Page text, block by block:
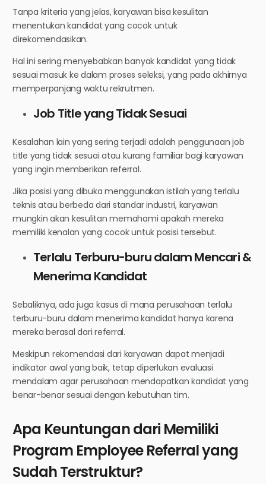
Tanpa kriteria yang jelas, karyawan bisa kesulitan
menentukan kandidat yang cocok untuk
direkomendasikan.
Hal ini sering menyebabkan banyak kandidat yang tidak
sesuai masuk ke dalam proses seleksi, yang pada akhirnya
memperpanjang waktu rekrutmen.
Job Title yang Tidak Sesuai
Kesalahan lain yang sering terjadi adalah penggunaan job
title yang tidak sesuai atau kurang familiar bagi karyawan
yang ingin memberikan referral.
Jika posisi yang dibuka menggunakan istilah yang terlalu
teknis atau berbeda dari standar industri, karyawan
mungkin akan kesulitan memahami apakah mereka
memiliki kenalan yang cocok untuk posisi tersebut.
Terlalu Terburu-buru dalam Mencari &
Menerima Kandidat
Sebaliknya, ada juga kasus di mana perusahaan terlalu
terburu-buru dalam menerima kandidat hanya karena
mereka berasal dari referral.
Meskipun rekomendasi dari karyawan dapat menjadi
indikator awal yang baik, tetap diperlukan evaluasi
mendalam agar perusahaan mendapatkan kandidat yang
benar-benar sesuai dengan kebutuhan tim.
Apa Keuntungan dari Memiliki
Program Employee Referral yang
Sudah Terstruktur?